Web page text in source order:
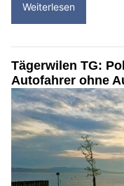
Weiterlesen
Tägerwilen TG:
Autofahrer ohne